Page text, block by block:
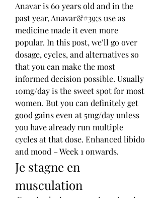
Anavar is 60 years old and in the
past year, Anavar&#39;s use as
medicine made it even more
popular. In this post, we’ll go over
dosage, cycles, and alternatives so
that you can make the most
informed decision possible. Usually
10mg/day is the sweet spot for most
women. But you can definitely get
good gains even at 5mg/day unless
you have already run multiple
cycles at that dose. Enhanced libido
and mood – Week 1 onwards.
Je stagne en
musculation